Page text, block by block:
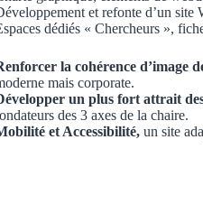
et refonte d’un site
dédiés « Chercheurs »,
la cohérence d’image
mais corporate.
un plus fort attrait
des 3 axes de la chaire.
et Accessibilité, un site